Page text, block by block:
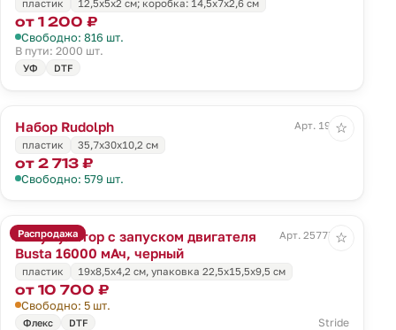
пластик 12,5х5х2 см; коробка: 14,5х7х2,6 см
от 1 200 ₽
Свободно: 816 шт.
В пути: 2000 шт.
УФ DTF
Набор Rudolph
Арт. 19316
пластик
35,7х30х10,2 см
от 2 713 ₽
Свободно: 579 шт.
☆
Распродажа
Аккумулятор с запуском двигателя
Busta 16000 мАч, черный
Арт. 25777.30
пластик 19х8,5х4,2 см, упаковка 22,5х15,5х9,5 см
от 10 700 ₽
Свободно: 5 шт.
Флекс DTF Stride
☆